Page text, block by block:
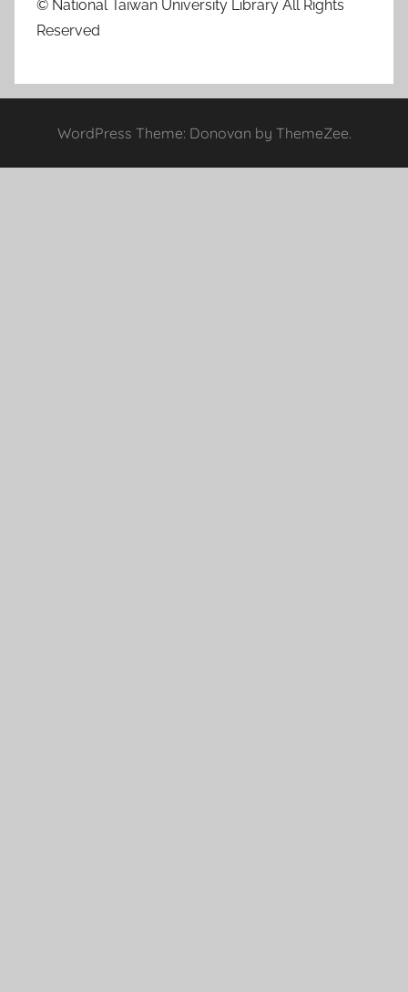
© National Taiwan University Library All Rights
Reserved
WordPress Theme: Donovan by ThemeZee.